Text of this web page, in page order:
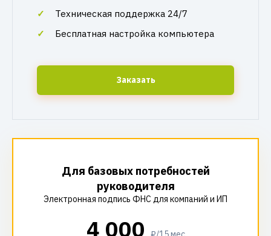
Техническая поддержка 24/7
Бесплатная настройка компьютера
Заказать
Для базовых потребностей
руководителя
Электронная подпись ФНС для компаний и ИП
4 000